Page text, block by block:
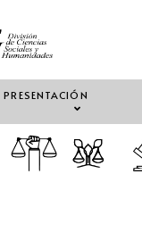
PRESENTACIÓN